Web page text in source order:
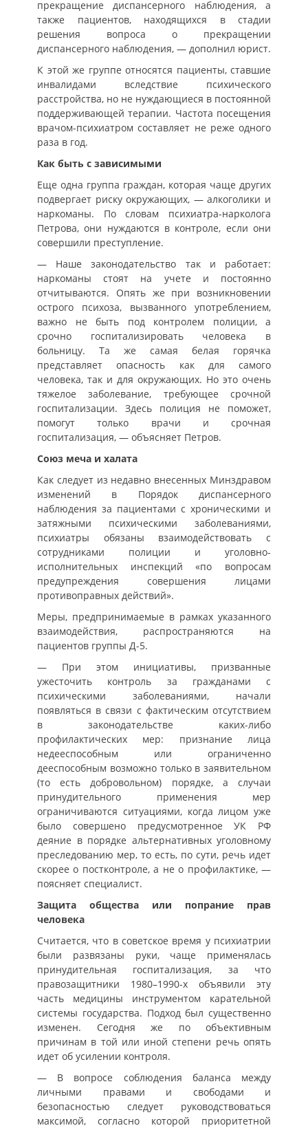
прекращение диспансерного наблюдения, а
также пациентов, находящихся в стадии
решения вопроса о прекращении
диспансерного наблюдения, — дополнил юрист.
К этой же группе относятся пациенты, ставшие
инвалидами вследствие психического
расстройства, но не нуждающиеся в постоянной
поддерживающей терапии. Частота посещения
врачом-психиатром составляет не реже одного
раза в год.
Как быть с зависимыми
Еще одна группа граждан, которая чаще других
подвергает риску окружающих, — алкоголики и
наркоманы. По словам психиатра-нарколога
Петрова, они нуждаются в контроле, если они
совершили преступление.
— Наше законодательство так и работает:
наркоманы стоят на учете и постоянно
отчитываются. Опять же при возникновении
острого психоза, вызванного употреблением,
важно не быть под контролем полиции, а
срочно госпитализировать человека в
больницу. Та же самая белая горячка
представляет опасность как для самого
человека, так и для окружающих. Но это очень
тяжелое заболевание, требующее срочной
госпитализации. Здесь полиция не поможет,
помогут только врачи и срочная
госпитализация, — объясняет Петров.
Союз меча и халата
Как следует из недавно внесенных Минздравом
изменений в Порядок диспансерного
наблюдения за пациентами с хроническими и
затяжными психическими заболеваниями,
психиатры обязаны взаимодействовать с
сотрудниками полиции и уголовно-
исполнительных инспекций «по вопросам
предупреждения совершения лицами
противоправных действий».
Меры, предпринимаемые в рамках указанного
взаимодействия, распространяются на
пациентов группы Д-5.
— При этом инициативы, призванные
ужесточить контроль за гражданами с
психическими заболеваниями, начали
появляться в связи с фактическим отсутствием
в законодательстве каких-либо
профилактических мер: признание лица
недееспособным или ограниченно
дееспособным возможно только в заявительном
(то есть добровольном) порядке, а случаи
принудительного применения мер
ограничиваются ситуациями, когда лицом уже
было совершено предусмотренное УК РФ
деяние в порядке альтернативных уголовному
преследованию мер, то есть, по сути, речь идет
скорее о постконтроле, а не о профилактике, —
поясняет специалист.
Защита общества или попрание прав
человека
Считается, что в советское время у психиатрии
были развязаны руки, чаще применялась
принудительная госпитализация, за что
правозащитники 1980–1990-х объявили эту
часть медицины инструментом карательной
системы государства. Подход был существенно
изменен. Сегодня же по объективным
причинам в той или иной степени речь опять
идет об усилении контроля.
— В вопросе соблюдения баланса между
личными правами и свободами и
безопасностью следует руководствоваться
максимой, согласно которой приоритетной